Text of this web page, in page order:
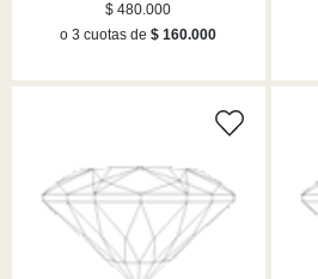
$ 480.000
o 3 cuotas de$ 160.000